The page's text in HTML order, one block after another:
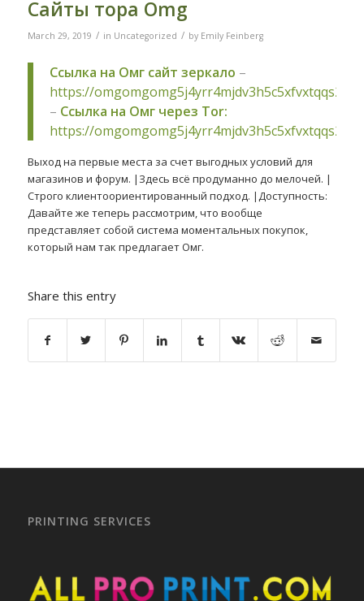
Сайты тора Omg
March 29, 2019 / in Uncategorized / by Emily Feinberg
Ссылка на Омг сайт зеркало –
https://
– Ссылка на Омг через Tor:
https://
Выход на первые места за счет выгодных условий для
магазинов и форум. |Здесь всё продуманно до мелочей. |
Строго клиентоориентированный подход. |Доступность:
Давайте же теперь рассмотрим, что вообще
представляет собой система моментальных покупок,
который нам так предлагает Омг.
Share this entry
PRINTING SERVICES